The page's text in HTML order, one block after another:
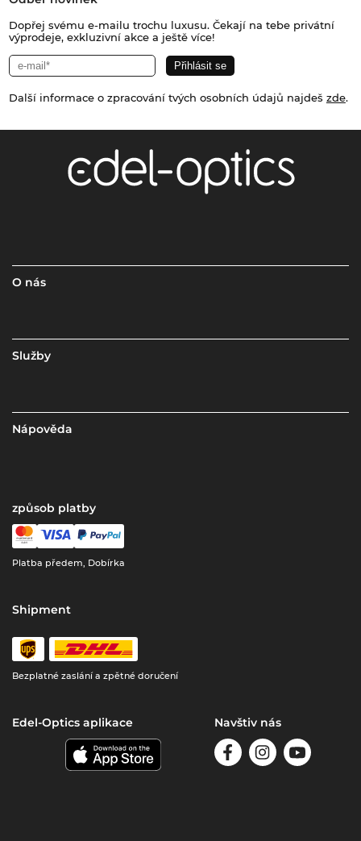
Dopřej svému e-mailu trochu luxusu. Čekají na tebe privátní
výprodeje, exkluzivní akce a ještě více!
Další informace o zpracování tvých osobních údajů najdeš zde.
O nás
Služby
Nápověda
způsob platby
Platba předem, Dobírka
Shipment
Bezplatné zaslání a zpětné doručení
Edel-Optics aplikace Navštiv nás